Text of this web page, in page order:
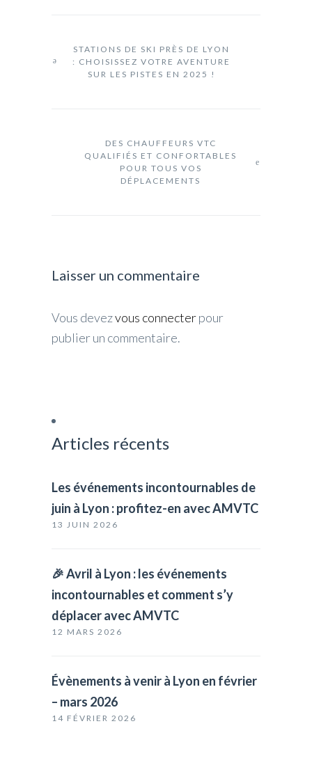
STATIONS DE SKI PRÈS DE LYON
: CHOISISSEZ VOTRE AVENTURE
SUR LES PISTES EN 2025 !
DES CHAUFFEURS VTC
QUALIFIÉS ET CONFORTABLES
POUR TOUS VOS
DÉPLACEMENTS
Laisser un commentaire
Vous devezvous connecterpour
publier un commentaire.
Articles récents
Les événements incontournables de
juin à Lyon : profitez-en avec AMVTC
13 JUIN 2026
🎉 Avril à Lyon : les événements
incontournables et comment s’y
déplacer avec AMVTC
12 MARS 2026
Évènements à venir à Lyon en février
– mars 2026
14 FÉVRIER 2026